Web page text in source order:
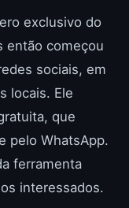
exclusivo do
então começou
sociais, em
locais. Ele
que
pelo WhatsApp.
ferramenta
interessados.